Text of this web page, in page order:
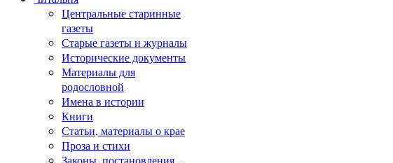
Центральные старинные
газеты
Старые газеты и журналы
Исторические документы
Материалы для
родословной
Имена в истории
Книги
Статьи, материалы о крае
Проза и стихи
Законы, постановления...